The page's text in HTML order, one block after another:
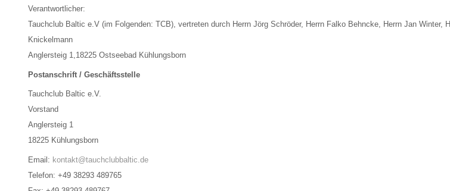
Verantwortlicher:
Tauchclub Baltic e.V (im Folgenden: TCB), vertreten durch Herrn Jörg Schröder, Herrn Falko Behncke, Herrn Jan Winter,
Knickelmann
Anglersteig 1,18225 Ostseebad Kühlungsborn
Postanschrift / Geschäftsstelle
Tauchclub Baltic e.V.
Vorstand
Anglersteig 1
18225 Kühlungsborn
Email: kontakt@tauchclubbaltic.de
Telefon: +49 38293 489765